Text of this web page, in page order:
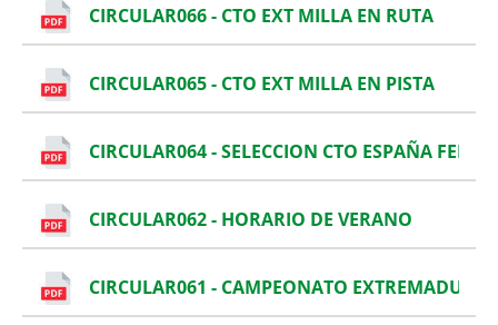
CIRCULAR066 - CTO EXT MILLA EN RUTA
CIRCULAR065 - CTO EXT MILLA EN PISTA
CIRCULAR064 - SELECCION CTO ESPAÑA
CIRCULAR062 - HORARIO DE VERANO
CIRCULAR061 - CAMPEONATO EXTREMADURA